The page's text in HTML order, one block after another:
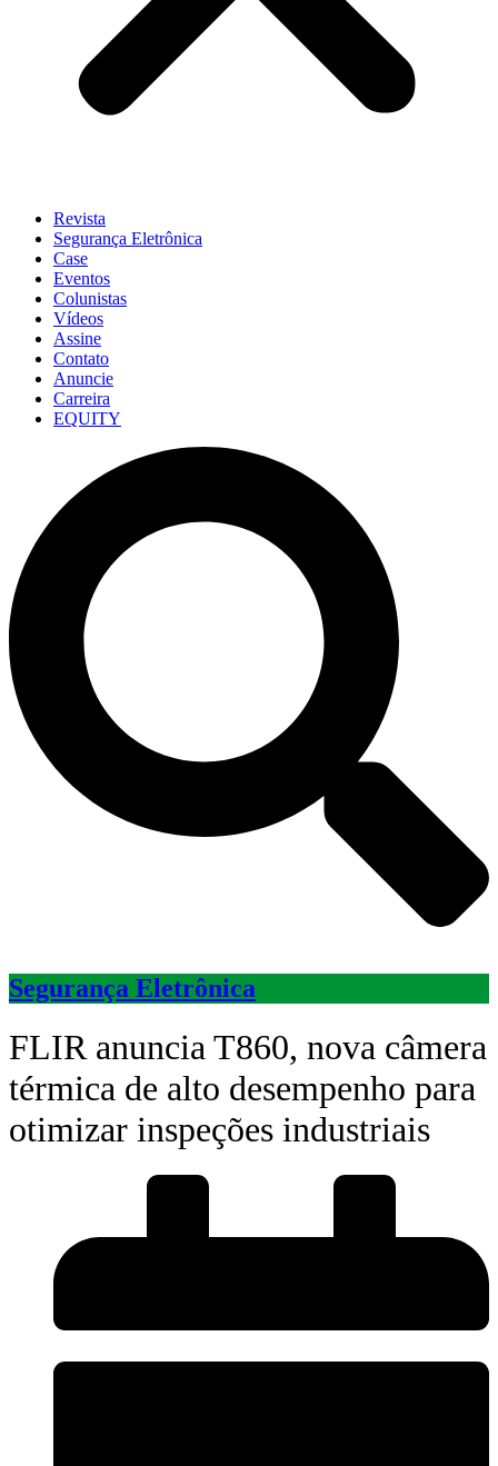
Revista
Segurança Eletrônica
Case
Eventos
Colunistas
Vídeos
Assine
Contato
Anuncie
Carreira
EQUITY
Segurança Eletrônica
FLIR anuncia T860, nova câmera
térmica de alto desempenho para
otimizar inspeções industriais